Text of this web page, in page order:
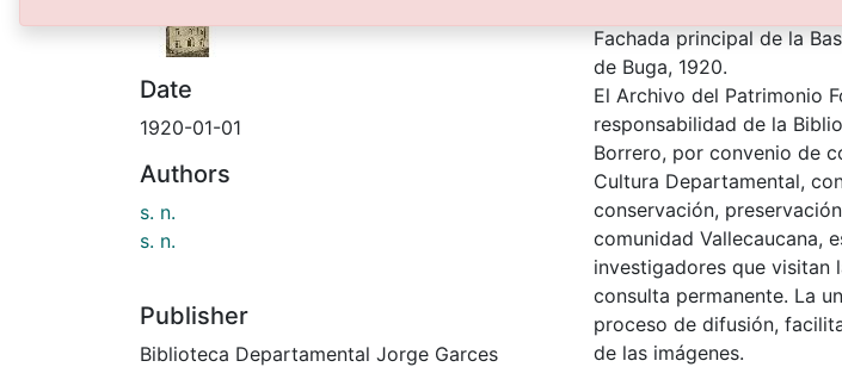
Date
1920-01-01
Authors
s. n.
s. n.
Publisher
Biblioteca Departamental Jorge Garces
Fachada principal de la
de Buga, 1920.
El Archivo del Patrimonio
responsabilidad de la
Borrero, por convenio de
Cultura Departamental,
conservación,
comunidad Vallecaucana,
investigadores que visitan
consulta permanente. La
proceso de difusión,
de las imágenes.